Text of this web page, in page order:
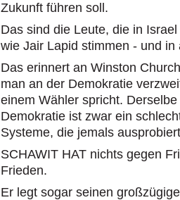
Zukunft führen soll.
Das sind die Leute, die in
wie Jair Lapid stimmen - und
Das erinnert an Winston
man an der Demokratie
einem Wähler spricht.
Demokratie ist zwar ein
Systeme, die jemals
SCHAWIT HAT nichts gegen
Frieden.
Er legt sogar seinen